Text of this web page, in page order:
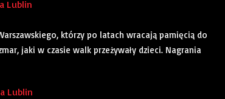
Lublin
którzy po latach wracają pamięcią do
jaki w czasie walk przeżywały dzieci. Nagrania
Lublin